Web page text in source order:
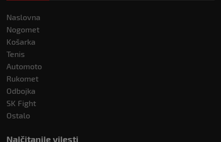
Naslovna
Nogomet
Košarka
Tenis
Automoto
Rukomet
Odbojka
SK Fight
Ostalo
Najčitanije vijesti